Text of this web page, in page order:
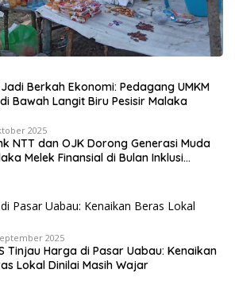
Berkah Ekonomi: Pedagang UMKM
Bawah Langit Biru Pesisir Malaka
2025
NTT dan OJK Dorong Generasi Muda
Melek Finansial di Bulan Inklusi
2025
Tinjau Harga di Pasar Uabau: Kenaikan
Lokal Dinilai Masih Wajar